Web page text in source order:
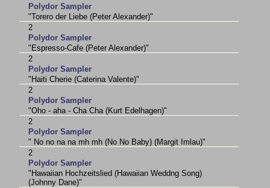
Polydor Sampler
"Torero der Liebe (Peter Alexander)"
2
Polydor Sampler
"Espresso-Cafe (Peter Alexander)"
2
Polydor Sampler
"Haiti Cherie (Caterina Valente)"
2
Polydor Sampler
"Oho - aha - Cha Cha (Kurt Edelhagen)"
2
Polydor Sampler
" No no na na mh mh (No No Baby) (Margit Imlau)"
2
Polydor Sampler
"Hawaiian Hochzeitslied (Hawaiian Weddng Song)
(Johnny Dane)"